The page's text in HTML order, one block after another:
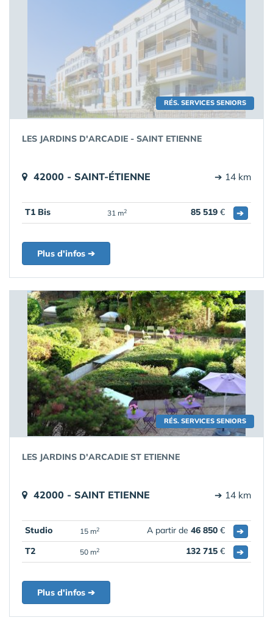
RÉS. SERVICES SENIORS
LES JARDINS D'ARCADIE - SAINT ETIENNE
42000 - SAINT-ÉTIENNE ➔ 14 km
T1 Bis 31 m2 85 519 € ➔
Plus d'infos ➔
RÉS. SERVICES SENIORS
LES JARDINS D'ARCADIE ST ETIENNE
42000 - SAINT ETIENNE ➔ 14 km
Studio 15 m2 A partir de 46 850 €
➔
T2
50 m2 132 715 € ➔
Plus d'infos ➔